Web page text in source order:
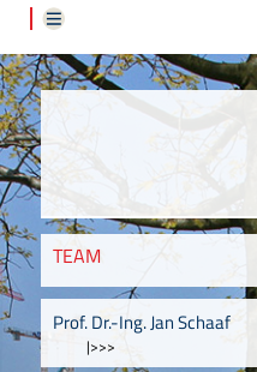
TEAM
Prof. Dr.-Ing. Jan Schaaf
|>>>